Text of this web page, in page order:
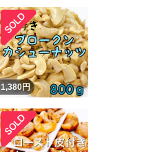
1,380円